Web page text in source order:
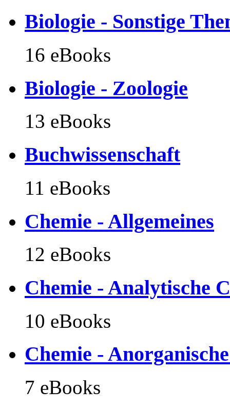
Biologie - Sonstige
16 eBooks
Biologie - Zoologie
13 eBooks
Buchwissenschaft
11 eBooks
Chemie - Allgemeines
12 eBooks
Chemie - Analytische
10 eBooks
Chemie -
7 eBooks